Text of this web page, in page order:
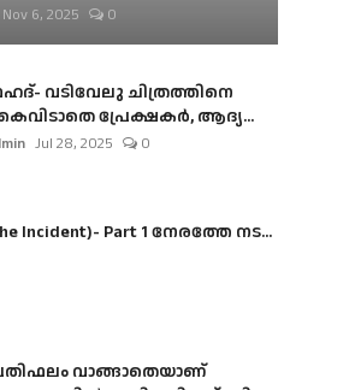
Nov 6, 2025 0
വടിവേലു ചിത്രത്തിനെ
പ്രേക്ഷകർ, ആദ്യ...
Jul 28, 2025 0
Incident)- Part 1 നേരത്തേ നട...
വാങ്ങാതെയാണ്